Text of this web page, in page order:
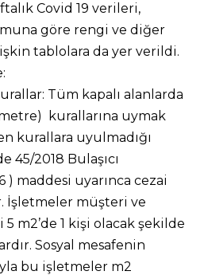
Covid 19 verileri,
göre rengi ve diğer
tablolara da yer verildi.
Tüm kapalı alanlarda
metre) kurallarına uymak
kurallara uyulmadığı
45/2018 Bulaşıcı
) maddesi uyarınca cezai
İşletmeler müşteri ve
5 m2’de 1 kişi olacak şekilde
Sosyal mesafenin
bu işletmeler m2